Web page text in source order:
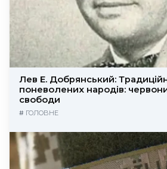
Лев Е. Добрянський:
поневолених народів:
свободи
# ГОЛОВНЕ